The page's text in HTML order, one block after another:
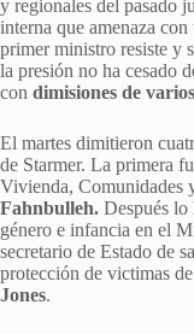
y regionales del pasado
interna que amenaza
primer ministro resiste y
la presión no ha cesado
con dimisiones de
El martes dimitieron
de Starmer. La primera
Vivienda, Comunidades
Fahnbulleh. Después lo
género e infancia en el
secretario de Estado de
protección de victimas
Jones.